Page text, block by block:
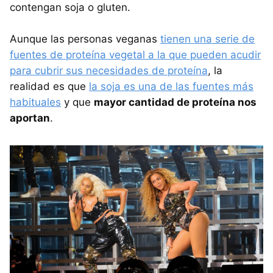
contengan soja o gluten.
Aunque las personas veganas tienen una serie de
fuentes de proteína vegetal a la que pueden acudir
para cubrir sus necesidades de proteína, la
realidad es que la soja es una de las fuentes más
habituales y que mayor cantidad de proteína nos
aportan.